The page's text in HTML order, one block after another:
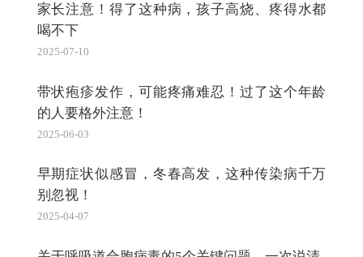
家长注意！得了这种病，孩子高烧、疼得水都
喝不下
2025-07-10
带状疱疹发作，可能疼痛难忍！过了这个年龄
的人要格外注意！
2025-06-03
早期症状似感冒，冬春高发，这种传染病千万
别忽视！
2025-04-07